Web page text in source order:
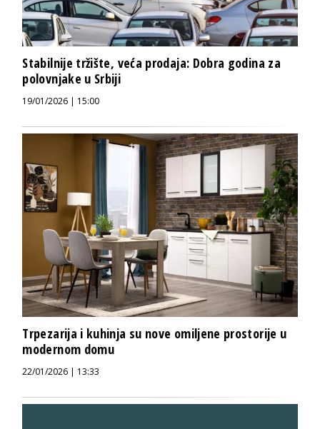
Stabilnije tržište, veća prodaja: Dobra godina za
polovnjake u Srbiji
19/01/2026 | 15:00
Trpezarija i kuhinja su nove omiljene prostorije u
modernom domu
22/01/2026 | 13:33